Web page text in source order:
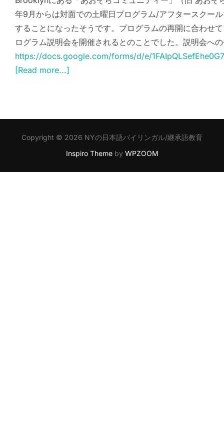
年9月からは対面での土曜日プログラム/アフタースクー
することになったそうです。プログラムの再開に合わせ
ログラム説明会を開催されるとのことでした。説明会へ
https://docs.google.com/forms/d/e/
[Read more...]
Copyright © 2026 NYの日本語バイリンガル/継承語教育
Inspiro Themeby WPZOOM